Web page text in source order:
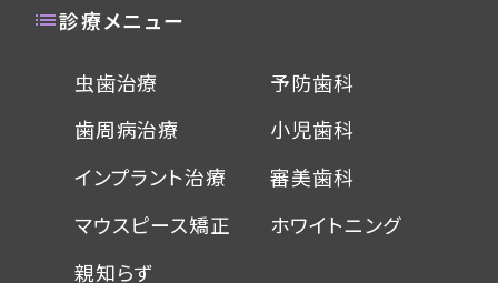
診療メニュー
虫歯治療
歯周病治療
インプラント治療
マウスピース矯正
親知らず
予防歯科
小児歯科
審美歯科
ホワイトニング